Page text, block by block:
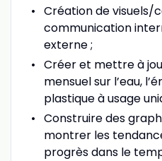
Création de visuels/
communication
externe ;
Créer et mettre à
mensuel sur l’eau,
plastique à usage
Construire des
montrer les
progrès dans le